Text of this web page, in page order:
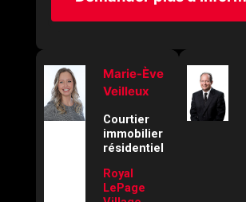
Marie-Ève
Veilleux
Courtier
immobilier
résidentiel
Royal
LePage